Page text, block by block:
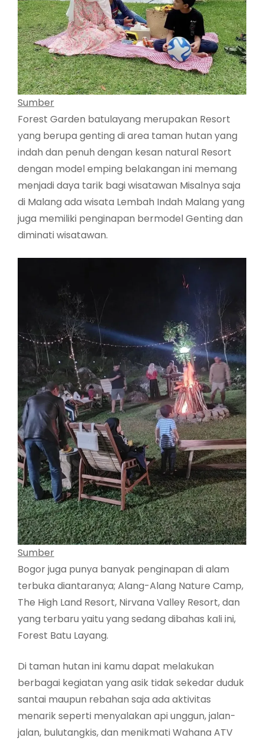
Sumber
Forest Garden batulayang merupakan Resort
yang berupa genting di area taman hutan yang
indah dan penuh dengan kesan natural Resort
dengan model emping belakangan ini memang
menjadi daya tarik bagi wisatawan Misalnya saja
di Malang ada wisata Lembah Indah Malang yang
juga memiliki penginapan bermodel Genting dan
diminati wisatawan.
Sumber
Bogor juga punya banyak penginapan di alam
terbuka diantaranya; Alang-Alang Nature Camp,
The High Land Resort, Nirvana Valley Resort, dan
yang terbaru yaitu yang sedang dibahas kali ini,
Forest Batu Layang.
Di taman hutan ini kamu dapat melakukan
berbagai kegiatan yang asik tidak sekedar duduk
santai maupun rebahan saja ada aktivitas
menarik seperti menyalakan api unggun, jalan-
jalan, bulutangkis, dan menikmati Wahana ATV